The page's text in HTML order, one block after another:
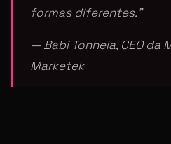
formas diferentes.”
— Babi Tonhela, CEO da
Marketek